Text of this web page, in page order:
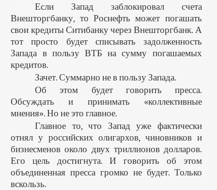
Если Запад заблокировал счета
Внешторгбанку, то Роснефть может погашать
свои кредиты Ситибанку через Внешторгбанк. А
тот просто будет списывать задолженность
Запада в пользу ВТБ на сумму погашаемых
кредитов.
Зачет. Суммарно не в пользу Запада.
Об этом будет говорить пресса.
Обсуждать и принимать «коллективные
мнения». Но не это главное.
Главное то, что Запад уже фактически
отнял у российских олигархов, чиновников и
бизнесменов около двух триллионов долларов.
Его цель достигнута. И говорить об этом
объединенная пресса громко не будет. Только
вскользь.